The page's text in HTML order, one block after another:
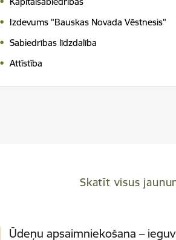
Izdevums "Bauskas Novada Vēstnesis"
Sabiedrības līdzdalība
Attīstība
Skatīt visus
Ūdeņu apsaimniekošana –